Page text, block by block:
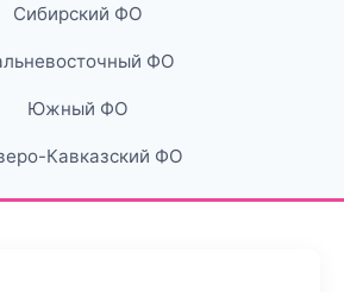
Сибирский ФО
ФО
Южный ФО
Кавказский ФО